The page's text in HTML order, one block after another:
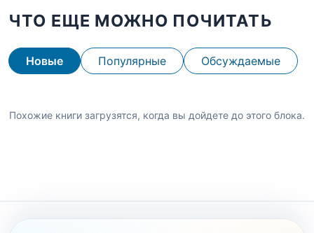
ЧТО ЕЩЕ МОЖНО ПОЧИТАТЬ
Новые Популярные Обсуждаемые
Похожие книги загрузятся, когда вы дойдете до этого блока.